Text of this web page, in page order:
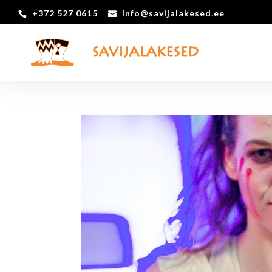
+372 527 0615 info@savijalakesed.ee